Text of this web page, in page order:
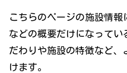
こちらのページの施設情
などの概要だけになってい
だわりや施設の特徴など
けます。